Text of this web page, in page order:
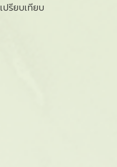
เปรียบเทียบ